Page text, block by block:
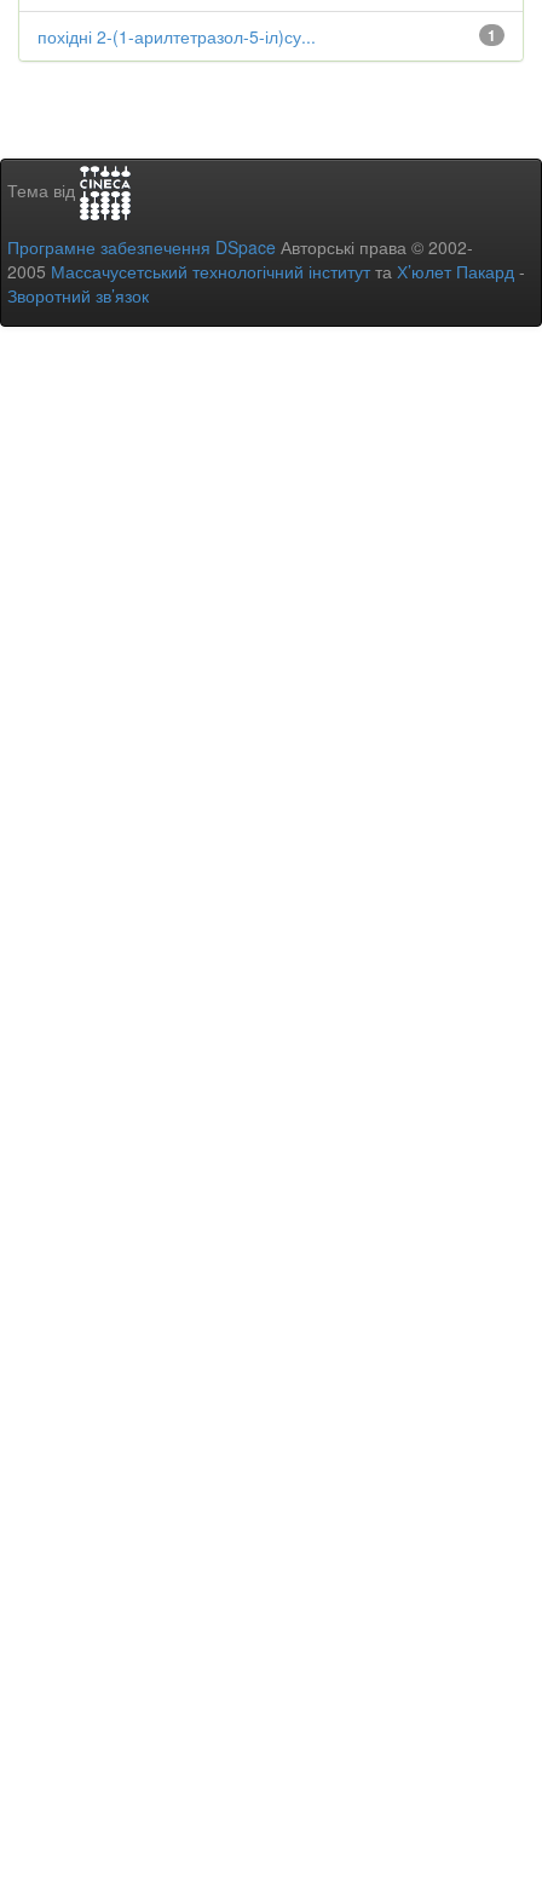
1
похідні 2-(1-арилтетразол-5-іл)су...
Тема від
Програмне забезпечення DSpace Авторські права © 2002-
2005 Массачусетський технологічний інститутта Х’юлет Пакард -
Зворотний зв’язок